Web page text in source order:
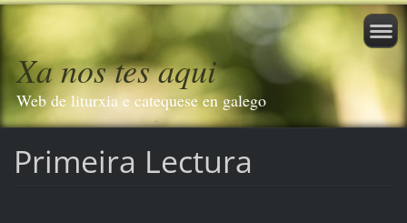
Xa nos tes aqui
Web de liturxia e catequese en galego
Primeira Lectura